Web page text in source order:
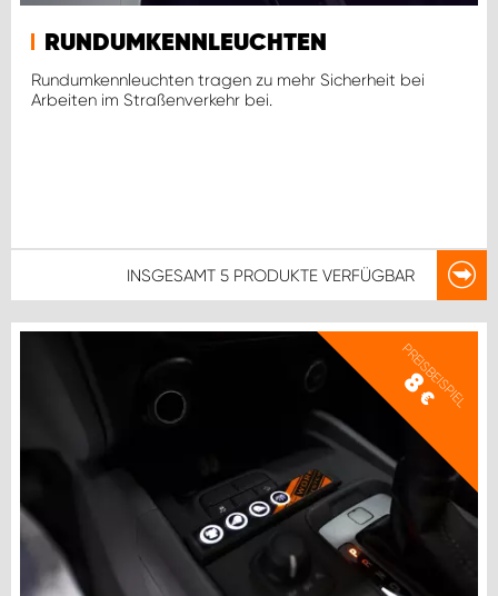
RUNDUMKENNLEUCHTEN
Rundumkennleuchten tragen zu mehr Sicherheit bei
Arbeiten im Straßenverkehr bei.
INSGESAMT 5 PRODUKTE VERFÜGBAR
PREISBEISPIEL
8
€